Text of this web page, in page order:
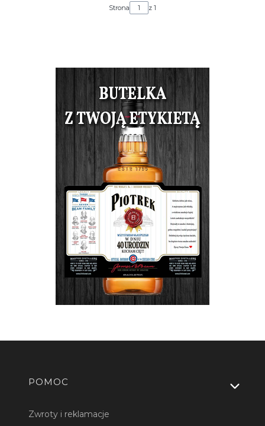
Strona z 1
Linki w stopce
POMOC
Zwroty i reklamacje